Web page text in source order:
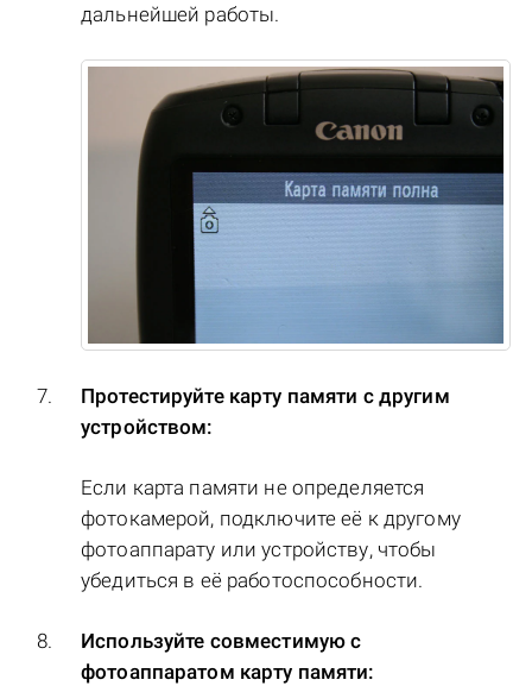
дальнейшей работы.
Протестируйте карту памяти с другим
устройством:
Если карта памяти не определяется
фотокамерой, подключите её к другому
фотоаппарату или устройству, чтобы
убедиться в её работоспособности.
Используйте совместимую с
фотоаппаратом карту памяти: